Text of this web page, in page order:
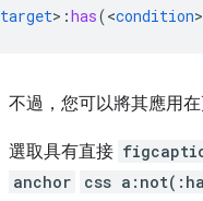
target> :has(<condition>
不過，您可以將其應用
選取具有直接
anchor css